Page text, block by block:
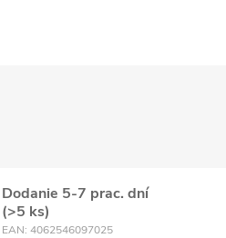
Dodanie 5-7 prac. dní
(>5 ks)
EAN: 4062546097025